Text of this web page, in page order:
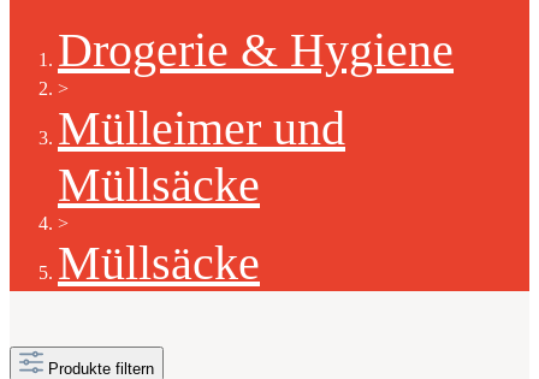
Drogerie & Hygiene
>
Mülleimer und
Müllsäcke
>
Müllsäcke
Produkte filtern